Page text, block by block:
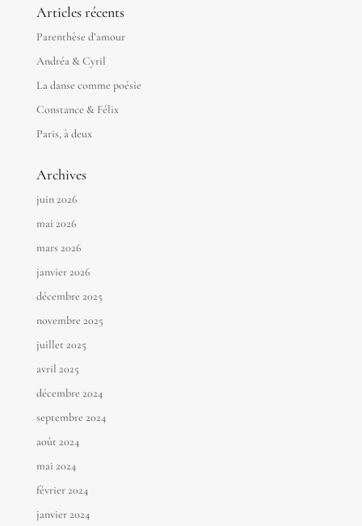
Articles récents
Parenthèse d’amour
Andréa & Cyril
La danse comme poésie
Constance & Félix
Paris, à deux
Archives
juin 2026
mai 2026
mars 2026
janvier 2026
décembre 2025
novembre 2025
juillet 2025
avril 2025
décembre 2024
septembre 2024
août 2024
mai 2024
février 2024
janvier 2024